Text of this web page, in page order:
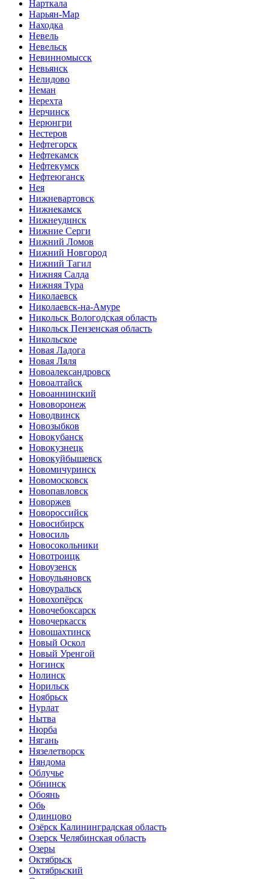
Нарткала
Нарьян-Мар
Находка
Невель
Невельск
Невинномысск
Невьянск
Нелидово
Неман
Нерехта
Нерчинск
Нерюнгри
Нестеров
Нефтегорск
Нефтекамск
Нефтекумск
Нефтеюганск
Нея
Нижневартовск
Нижнекамск
Нижнеудинск
Нижние Серги
Нижний Ломов
Нижний Новгород
Нижний Тагил
Нижняя Салда
Нижняя Тура
Николаевск
Николаевск-на-Амуре
Никольск Вологодская область
Никольск Пензенская область
Никольское
Новая Ладога
Новая Ляля
Новоалександровск
Новоалтайск
Новоаннинский
Нововоронеж
Новодвинск
Новозыбков
Новокубанск
Новокузнецк
Новокуйбышевск
Новомичуринск
Новомосковск
Новопавловск
Новоржев
Новороссийск
Новосибирск
Новосиль
Новосокольники
Новотроицк
Новоузенск
Новоульяновск
Новоуральск
Новохопёрск
Новочебоксарск
Новочеркасск
Новошахтинск
Новый Оскол
Новый Уренгой
Ногинск
Нолинск
Норильск
Ноябрьск
Нурлат
Нытва
Нюрба
Нягань
Нязелетворск
Няндома
Облучье
Обнинск
Обоянь
Обь
Одинцово
Озёрск Калининградская область
Озерск Челябинская область
Озеры
Октябрьск
Октябрьский